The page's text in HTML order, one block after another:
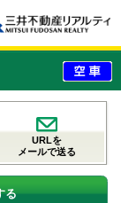
URLを
メールで送る
る